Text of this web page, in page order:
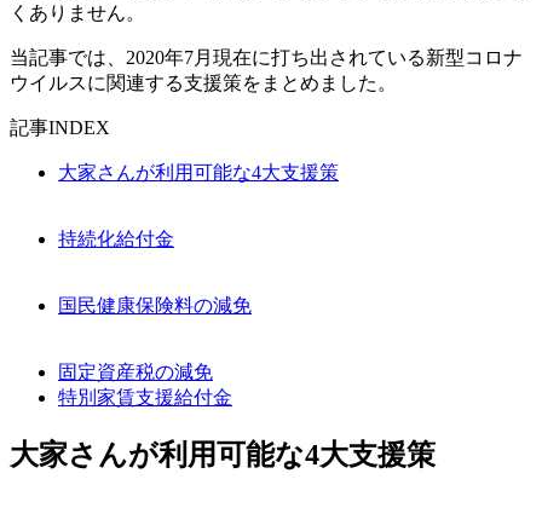
くありません。
当記事では、2020年7月現在に打ち出されている新型コロナ
ウイルスに関連する支援策をまとめました。
記事INDEX
大家さんが利用可能な4大支援策
持続化給付金
国民健康保険料の減免
固定資産税の減免
特別家賃支援給付金
大家さんが利用可能な4大支援策